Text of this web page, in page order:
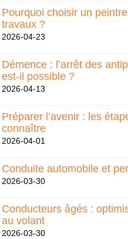
Pourquoi choisir un
travaux ?
2026-04-23
Démence : l’arrêt des
est-il possible ?
2026-04-13
Préparer l’avenir : les
connaître
2026-04-01
Conduite automobile et
2026-03-30
Conducteurs âgés :
au volant
2026-03-30